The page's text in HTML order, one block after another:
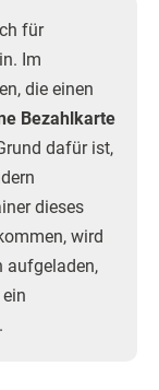
für
Im
die einen
Bezahlkarte
dafür ist,
dieses
wird
aufgeladen,